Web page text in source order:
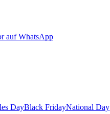
auf WhatsApp
DayBlack FridayNational Day